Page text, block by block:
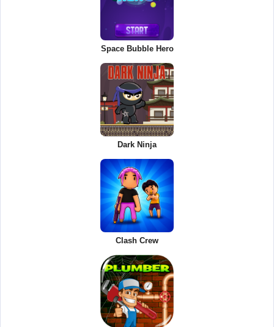
Space Bubble Hero
Dark Ninja
Clash Crew